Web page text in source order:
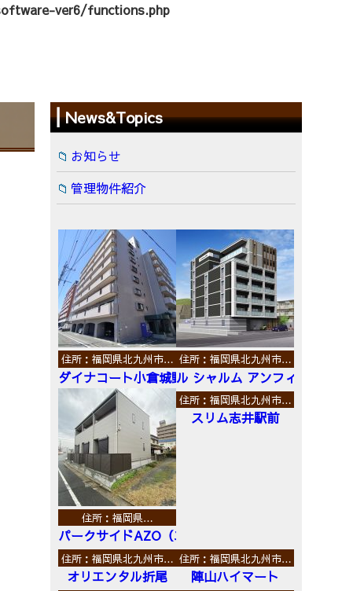
ver6/functions.php
News&Topics
お知らせ
管理物件紹介
住所：福岡県北九州市…
ダイナコート小倉城野
住所：福岡県北九州市…
ル シャルム アンフィニ
住所：福岡県…
パークサイドAZO（エーゼットオー）
住所：福岡県北九州市…
スリム志井駅前
住所：福岡県北九州市…
オリエンタル折尾
住所：福岡県北九州市…
陣山ハイマート